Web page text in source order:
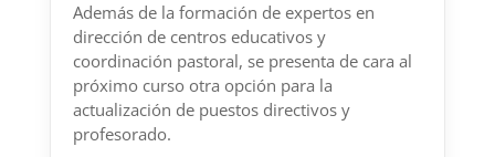
Además de la formación de expertos en
dirección de centros educativos y
coordinación pastoral, se presenta de cara al
próximo curso otra opción para la
actualización de puestos directivos y
profesorado.